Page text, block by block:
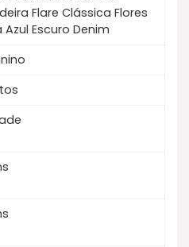
Flare Clássica Flores
Azul Escuro Denim